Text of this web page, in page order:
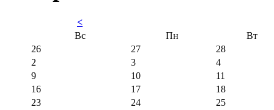
<
Вс
Пн
Вт
26
27
28
2
3
4
9
10
11
16
17
18
23
24
25